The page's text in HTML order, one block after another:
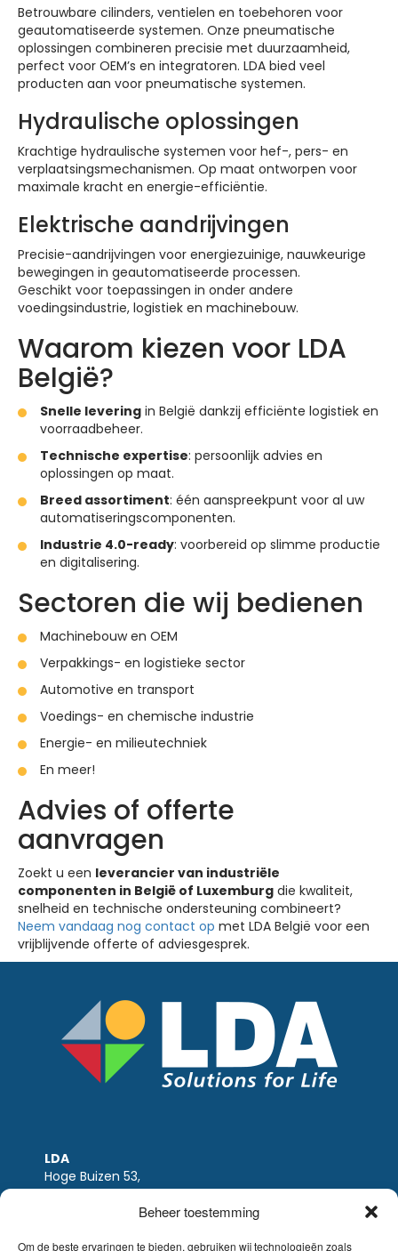
Beheer toestemming
Om de beste ervaringen te bieden, gebruiken wij technologieën zoals
Betrouwbare cilinders, ventielen en toebehoren voor
geautomatiseerde systemen. Onze pneumatische
oplossingen combineren precisie met duurzaamheid,
perfect voor OEM’s en integratoren. LDA bied veel
producten aan voor pneumatische systemen.
Hydraulische oplossingen
Krachtige hydraulische systemen voor hef-, pers- en
verplaatsingsmechanismen. Op maat ontworpen voor
maximale kracht en energie-efficiëntie.
Elektrische aandrijvingen
Precisie-aandrijvingen voor energiezuinige, nauwkeurige
bewegingen in geautomatiseerde processen.
Geschikt voor toepassingen in onder andere
voedingsindustrie, logistiek en machinebouw.
Waarom kiezen voor LDA
België?
Snelle levering in België dankzij efficiënte logistiek en
voorraadbeheer.
Technische expertise: persoonlijk advies en
oplossingen op maat.
Breed assortiment: één aanspreekpunt voor al uw
automatiseringscomponenten.
Industrie 4.0-ready: voorbereid op slimme productie
en digitalisering.
Sectoren die wij bedienen
Machinebouw en OEM
Verpakkings- en logistieke sector
Automotive en transport
Voedings- en chemische industrie
Energie- en milieutechniek
En meer!
Advies of offerte
aanvragen
Zoekt u een leverancier van industriële
componenten in België of Luxemburg die kwaliteit,
snelheid en technische ondersteuning combineert?
Neem vandaag nog contact op met LDA België voor een
vrijblijvende offerte of adviesgesprek.
LDA
Hoge Buizen 53,
1980 EPPEGEM
Tel +32 (0)2-266.13.13